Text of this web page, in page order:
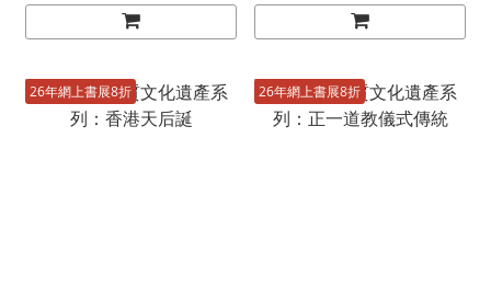
26年網上書展8折 26年網上書展8折